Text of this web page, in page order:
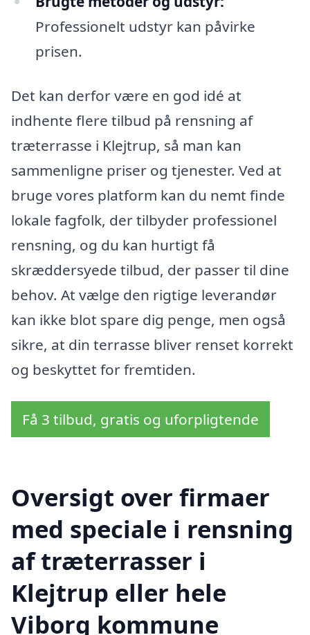
Professionelt udstyr kan påvirke
prisen.
Det kan derfor være en god idé at
indhente flere tilbud på rensning af
træterrasse i Klejtrup, så man kan
sammenligne priser og tjenester. Ved at
bruge vores platform kan du nemt finde
lokale fagfolk, der tilbyder professionel
rensning, og du kan hurtigt få
skræddersyede tilbud, der passer til dine
behov. At vælge den rigtige leverandør
kan ikke blot spare dig penge, men også
sikre, at din terrasse bliver renset korrekt
og beskyttet for fremtiden.
Få 3 tilbud, gratis og uforpligtende
Oversigt over firmaer
med speciale i rensning
af træterrasser i
Klejtrup eller hele
Viborg kommune